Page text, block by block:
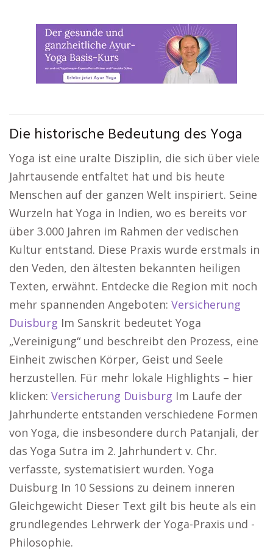
Die historische Bedeutung des Yoga
Yoga ist eine uralte Disziplin, die sich über viele
Jahrtausende entfaltet hat und bis heute
Menschen auf der ganzen Welt inspiriert. Seine
Wurzeln hat Yoga in Indien, wo es bereits vor
über 3.000 Jahren im Rahmen der vedischen
Kultur entstand. Diese Praxis wurde erstmals in
den Veden, den ältesten bekannten heiligen
Texten, erwähnt. Entdecke die Region mit noch
mehr spannenden Angeboten: Versicherung
Duisburg Im Sanskrit bedeutet Yoga
„Vereinigung“ und beschreibt den Prozess, eine
Einheit zwischen Körper, Geist und Seele
herzustellen. Für mehr lokale Highlights – hier
klicken: Versicherung Duisburg Im Laufe der
Jahrhunderte entstanden verschiedene Formen
von Yoga, die insbesondere durch Patanjali, der
das Yoga Sutra im 2. Jahrhundert v. Chr.
verfasste, systematisiert wurden. Yoga
Duisburg In 10 Sessions zu deinem inneren
Gleichgewicht Dieser Text gilt bis heute als ein
grundlegendes Lehrwerk der Yoga-Praxis und -
Philosophie.